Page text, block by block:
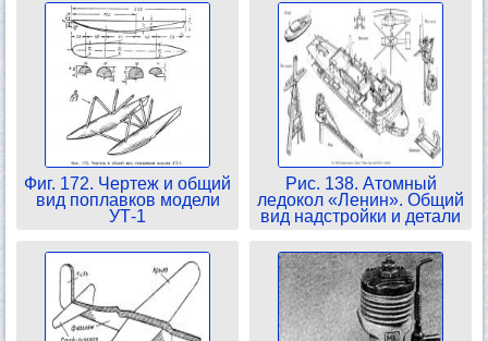
Фиг. 172. Чертеж и общий
вид поплавков модели
УТ-1
Рис. 138. Атомный
ледокол «Ленин». Общий
вид надстройки и детали